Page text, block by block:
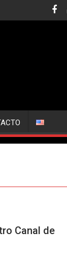
Canal de